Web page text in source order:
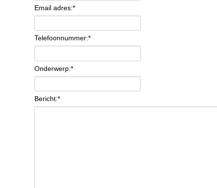
Email adres:*
Telefoonnummer:*
Onderwerp:*
Bericht:*